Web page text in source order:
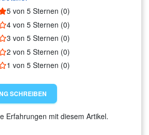
5 von 5 Sternen (0)
4 von 5 Sternen (0)
3 von 5 Sternen (0)
2 von 5 Sternen (0)
1 von 5 Sternen (0)
SCHREIBEN
Erfahrungen mit diesem Artikel.